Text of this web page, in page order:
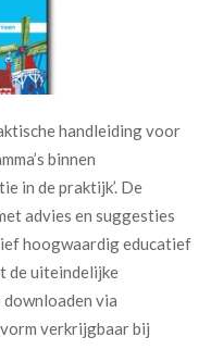
handleiding voor
binnen
in de praktijk’. De
advies en suggesties
hoogwaardig educatief
de uiteindelijke
via
verkrijgbaar bij